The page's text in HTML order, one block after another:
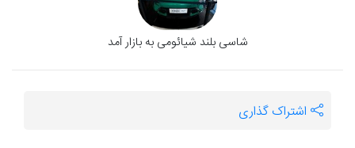
شاسی بلند شیائومی به بازار آمد
اشتراک گذاری